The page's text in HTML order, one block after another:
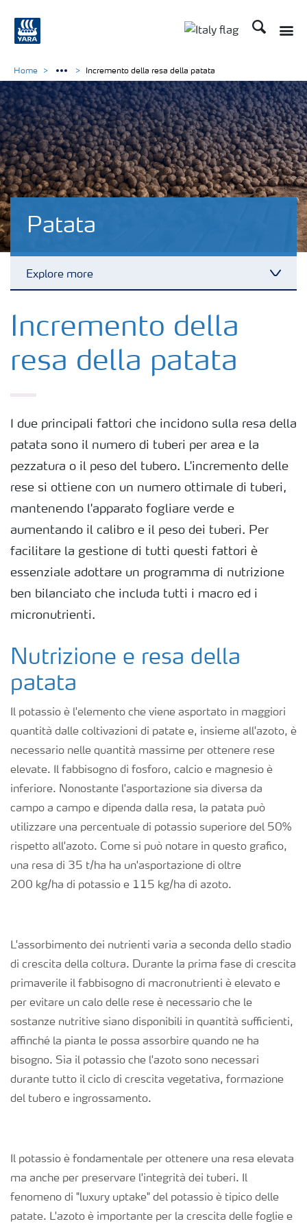
Cerca
Patata
Explore more
Concimi
Fertirrigazione
NPK
NPK rivestiti
Concimi con inibitori
Organici e organo minerali
Strumenti e servizi
Sicurezza dei fertilizzanti
Calcolatore efficienza Azoto
Agricoltura rigenerativa
Home Incremento della resa della patata
Incremento della
resa della patata
I due principali fattori che incidono sulla resa della
patata sono il numero di tuberi per area e la
pezzatura o il peso del tubero. L'incremento delle
rese si ottiene con un numero ottimale di tuberi,
mantenendo l'apparato fogliare verde e
aumentando il calibro e il peso dei tuberi. Per
facilitare la gestione di tutti questi fattori è
essenziale adottare un programma di nutrizione
ben bilanciato che includa tutti i macro ed i
micronutrienti.
Nutrizione e resa della
patata
Il potassio è l'elemento che viene asportato in maggiori
quantità dalle coltivazioni di patate e, insieme all'azoto, è
necessario nelle quantità massime per ottenere rese
elevate. Il fabbisogno di fosforo, calcio e magnesio è
inferiore. Nonostante l'asportazione sia diversa da
campo a campo e dipenda dalla resa, la patata può
utilizzare una percentuale di potassio superiore del 50%
rispetto all'azoto. Come si può notare in questo grafico,
una resa di 35 t/ha ha un'asportazione di oltre
200 kg/ha di potassio e 115 kg/ha di azoto.
L'assorbimento dei nutrienti varia a seconda dello stadio
di crescita della coltura. Durante la prima fase di crescita
primaverile il fabbisogno di macronutrienti è elevato e
per evitare un calo delle rese è necessario che le
sostanze nutritive siano disponibili in quantità sufficienti,
affinché la pianta le possa assorbire quando ne ha
bisogno. Sia il potassio che l'azoto sono necessari
durante tutto il ciclo di crescita vegetativa, formazione
del tubero e ingrossamento.
Il potassio è fondamentale per ottenere una resa elevata
ma anche per preservare l'integrità dei tuberi. Il
fenomeno di "luxury uptake" del potassio è tipico delle
patate. L'azoto è importante per la crescita delle foglie e